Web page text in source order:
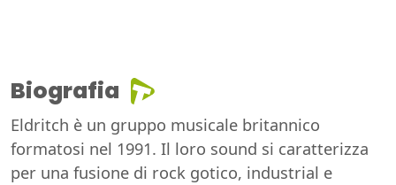
Biografia
Eldritch è un gruppo musicale britannico
formatosi nel 1991. Il loro sound si caratterizza
per una fusione di rock gotico, industrial e